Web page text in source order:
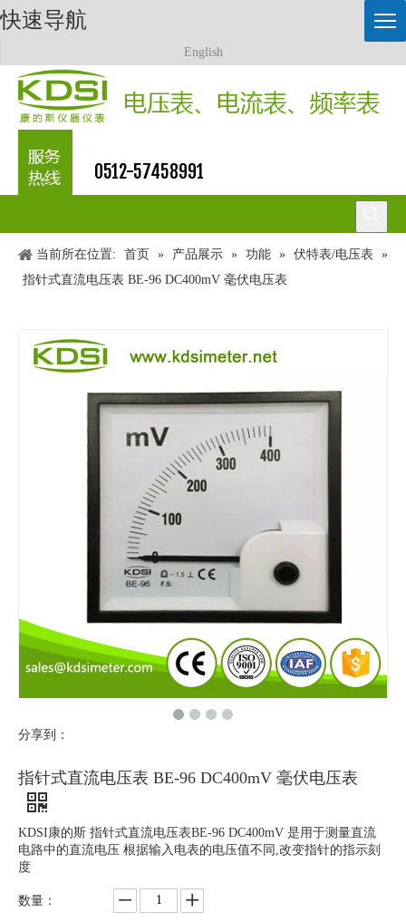
快速导航
English
0512-57458991
当前所在位置: 首页 » 产品展示 » 功能 » 伏特表/电压表
»
指针式直流电压表 BE-96 DC400mV 毫伏电压表
分享到：
指针式直流电压表 BE-96 DC400mV 毫伏电压表
KDSI康的斯 指针式直流电压表BE-96 DC400mV 是用于测量直流
电路中的直流电压 根据输入电表的电压值不同,改变指针的指示刻
度
数量：